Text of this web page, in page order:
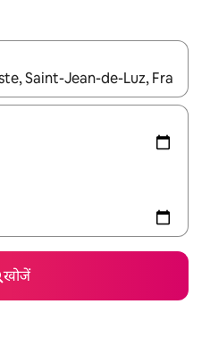
'ऐरो की' का इस्तेमाल करके नेविगेट
खोजें